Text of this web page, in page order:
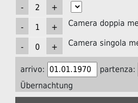
Camera doppia
Camera singola
arrivo: partenza:
Übernachtung